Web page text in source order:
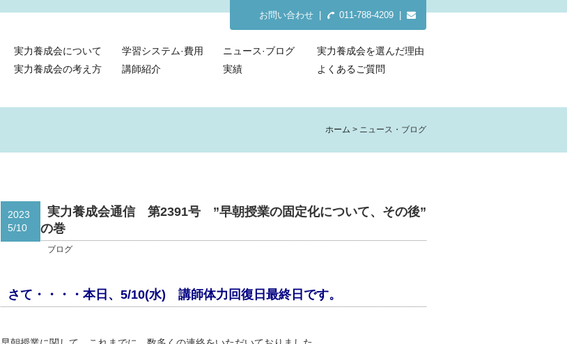
お問い合わせ 011-788-4209 |
実力養成会について 学習システム·費用 ニュース·ブログ
実力養成会を選んだ理由
実力養成会の考え方
講師紹介 実績 よくあるご質問
ホーム ニュース・ブログ
2023
5/10
実力養成会通信 第2391号 ”早朝授業の固定化について、その後”
の巻
ブログ
さて・・・・本日、5/10(水) 講師体力回復日最終日です。